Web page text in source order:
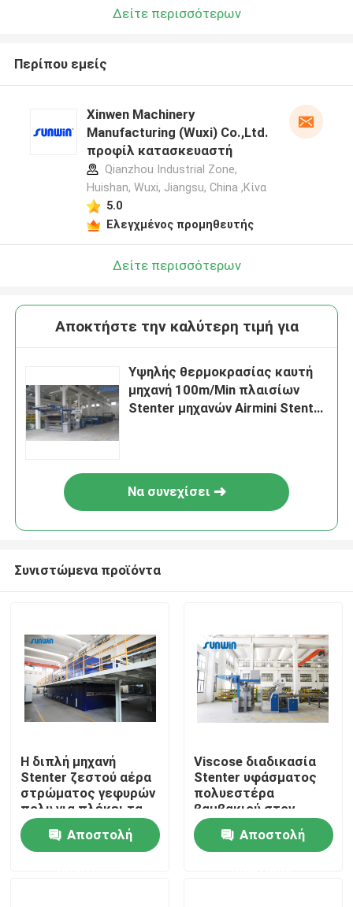
Σπίτι
Προϊόντα
Δείτε περισσότερων
Περίπου εμείς
Xinwen Machinery
Manufacturing (Wuxi) Co.,Ltd.
προφίλ κατασκευαστή
Qianzhou Industrial Zone,
Huishan, Wuxi, Jiangsu, China ,Κίνα
5.0
Ελεγχμένος προμηθευτής
Δείτε περισσότερων
Αποκτήστε την καλύτερη τιμή για
Υψηλής θερμοκρασίας καυτή
μηχανή 100m/Min πλαισίων
Stenter μηχανών Airmini Stenter
Να συνεχίσει
Συνιστώμενα προϊόντα
Η διπλή μηχανή
Stenter ζεστού αέρα
στρώματος γεφυρών
πολυ για πλέκει τα
υφαμένα υφάσματα
Αποστολή
Viscose διαδικασία
Stenter υφάσματος
πολυεστέρα
βαμβακιού στον
υφαντικό εξοπλισμό
λήξης βιομηχανίας
κλωστοϋφαντουργίας
Αποστολή